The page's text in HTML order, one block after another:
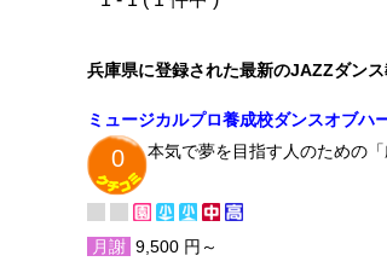
兵庫県に登録された最新のJAZZダン
ミュージカルプロ養成校ダンスオブハ
0 本気で夢を目指す人のための
月謝 9,500 円～